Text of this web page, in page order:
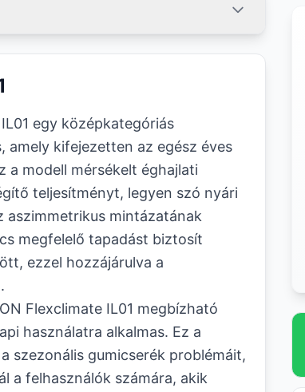
egy középkategóriás
amely kifejezetten az egész éves
a modell mérsékelt éghajlati
teljesítményt, legyen szó nyári
aszimmetrikus mintázatának
megfelelő tapadást biztosít
ezzel hozzájárulva a
Flexclimate IL01 megbízható
használatra alkalmas. Ez a
szezonális gumicserék problémáit,
a felhasználók számára, akik